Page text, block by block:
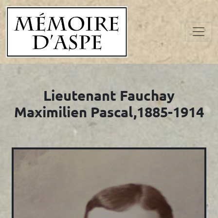
Lieutenant Fauchay
Maximilien Pascal,1885-1914